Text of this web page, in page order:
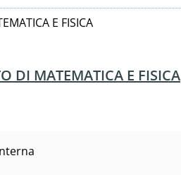
E FISICA
DI MATEMATICA E FISICA